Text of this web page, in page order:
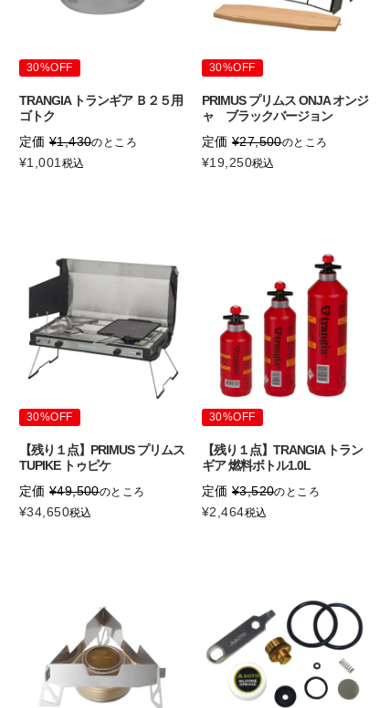
30%OFF
TRANGIA トランギア Ｂ２５用
ゴトク
定価 ¥1,430のところ
¥1,001 税込
30%OFF
PRIMUS プリムス ONJA オンジ
ャ ブラックバージョン
定価 ¥27,500のところ
¥19,250税込
30%OFF
【残り１点】PRIMUS プリムス
TUPIKE トゥピケ
定価 ¥49,500のところ
¥34,650税込
30%OFF
【残り１点】TRANGIA トラン
ギア 燃料ボトル1.0L
定価 ¥3,520のところ
¥2,464税込